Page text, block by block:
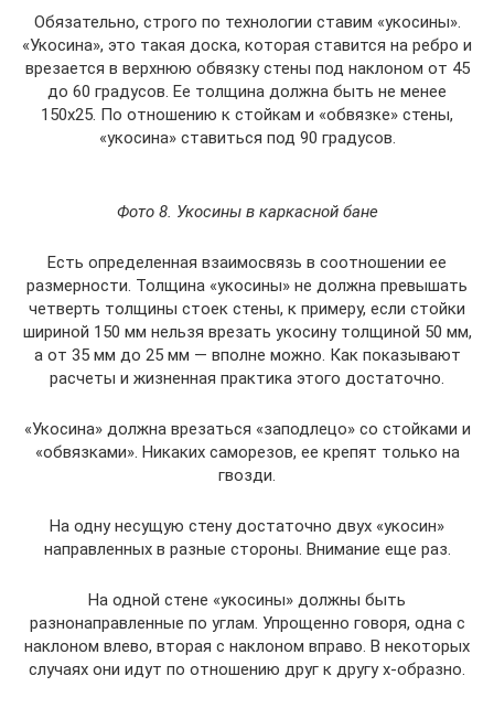
Обязательно, строго по технологии ставим «укосины».
«Укосина», это такая доска, которая ставится на ребро и
врезается в верхнюю обвязку стены под наклоном от 45
до 60 градусов. Ее толщина должна быть не менее
150х25. По отношению к стойкам и «обвязке» стены,
«укосина» ставиться под 90 градусов.
Фото 8. Укосины в каркасной бане
Есть определенная взаимосвязь в соотношении ее
размерности. Толщина «укосины» не должна превышать
четверть толщины стоек стены, к примеру, если стойки
шириной 150 мм нельзя врезать укосину толщиной 50 мм,
а от 35 мм до 25 мм — вполне можно. Как показывают
расчеты и жизненная практика этого достаточно.
«Укосина» должна врезаться «заподлецо» со стойками и
«обвязками». Никаких саморезов, ее крепят только на
гвозди.
На одну несущую стену достаточно двух «укосин»
направленных в разные стороны. Внимание еще раз.
На одной стене «укосины» должны быть
разнонаправленные по углам. Упрощенно говоря, одна с
наклоном влево, вторая с наклоном вправо. В некоторых
случаях они идут по отношению друг к другу х-образно.